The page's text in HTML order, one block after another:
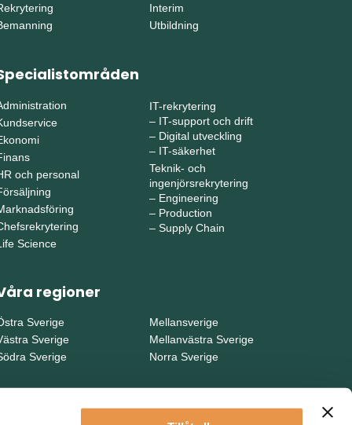
Interim
Utbildning
och personal
Science
IT-rekrytering
– IT-support och drift
– Digital utveckling
– IT-säkerhet
Teknik- och
ingenjörsrekrytering
– Engineering
– Production
– Supply Chain
regioner
Sverige
Sverige
Sverige
Mellansverige
Mellanvästra Sverige
Norra Sverige